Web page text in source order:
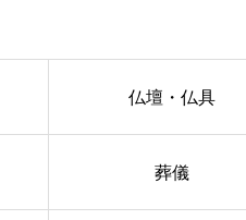
仏壇・仏具
葬儀